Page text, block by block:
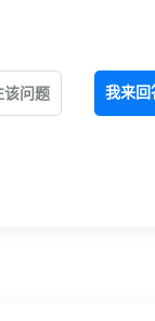
该问题 我来回